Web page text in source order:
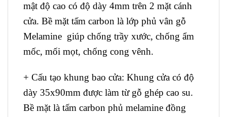
mật độ cao có độ dày 4mm trên 2 mặt cánh
cửa. Bề mặt tấm carbon là lớp phủ vân gỗ
Melamine giúp chống trầy xước, chống ẩm
mốc, mối mọt, chống cong vênh.
+ Cấu tạo khung bao cửa: Khung cửa có độ
dày 35x90mm được làm từ gỗ ghép cao su.
Bề mặt là tấm carbon phủ melamine đồng